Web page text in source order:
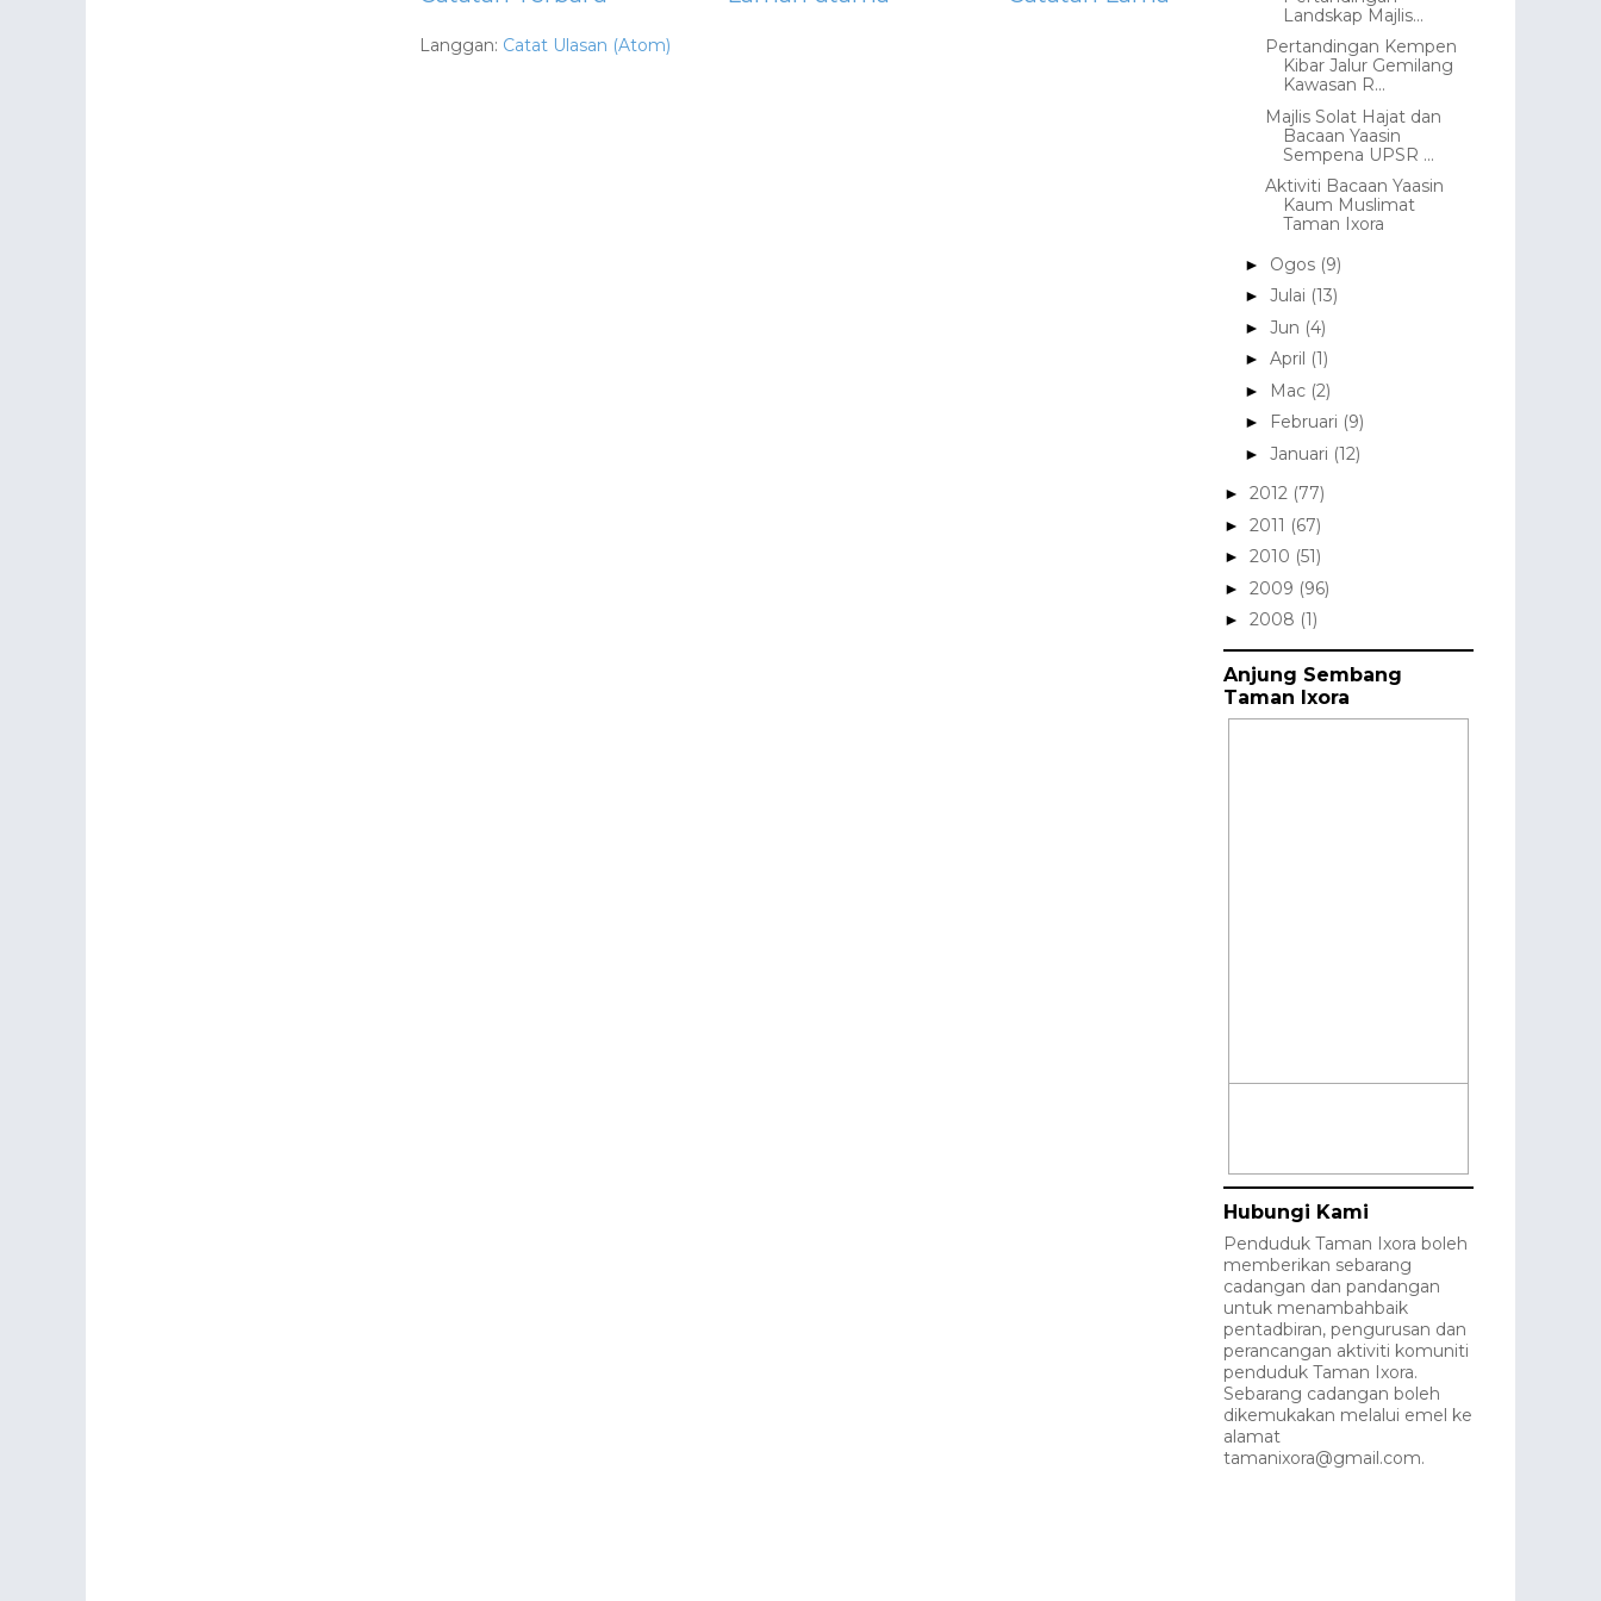
Langgan: Catat Ulasan (Atom)
Landskap Majlis...
Pertandingan Kempen
Kibar Jalur Gemilang
Kawasan R...
Majlis Solat Hajat dan
Bacaan Yaasin
Sempena UPSR ...
Aktiviti Bacaan Yaasin
Kaum Muslimat
Taman Ixora
► Ogos (9)
► Julai (13)
► Jun (4)
► April (1)
► Mac (2)
► Februari (9)
► Januari (12)
► 2012 (77)
► 2011 (67)
► 2010 (51)
► 2009 (96)
► 2008 (1)
Anjung Sembang
Taman Ixora
Hubungi Kami
Penduduk Taman Ixora boleh
memberikan sebarang
cadangan dan pandangan
untuk menambahbaik
pentadbiran, pengurusan dan
perancangan aktiviti komuniti
penduduk Taman Ixora.
Sebarang cadangan boleh
dikemukakan melalui emel ke
alamat
tamanixora@gmail.com.